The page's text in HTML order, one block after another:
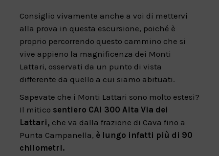
Consiglio vivamente anche a voi di mettervi
alla prova in questa escursione, poiché è
proprio percorrendo questo cammino che si
vive appieno la magnificenza dei Monti
Lattari, osservati da un punto di vista
differente da quello a cui siamo abituati.
Sapevate che i Monti Lattari sono molto estesi?
Il mitico sentiero CAI 300 Alta Via dei
Lattari, che va dalla frazione di Cava fino a
Punta Campanella, è lungo infatti più di 90
chilometri.